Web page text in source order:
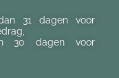
31 dagen voor
30 dagen voor